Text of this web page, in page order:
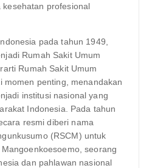
profesional
pada tahun 1949,
Rumah Sakit Umum
Rumah Sakit Umum
momen penting, menandakan
institusi nasional yang
Indonesia. Pada tahun
resmi diberi nama
(RSCM) untuk
seorang
dan pahlawan nasional